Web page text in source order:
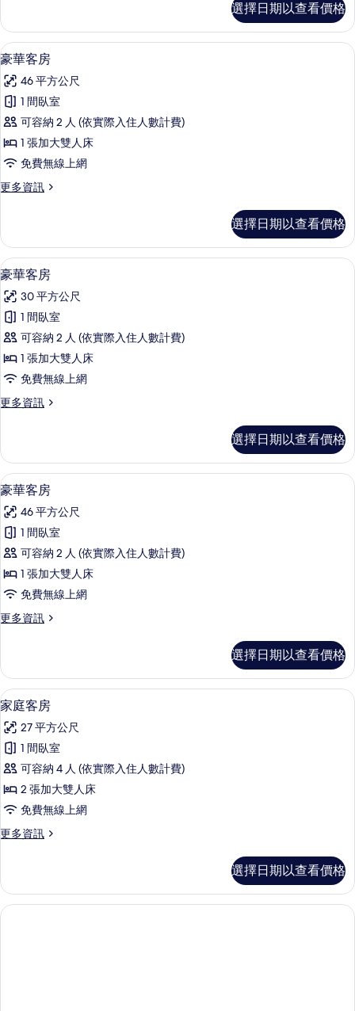
相
片
客
房
的
情
選擇日期以查看價格
顯
示
豪
華
客
房
所
相
片
豪華客房 | 迷你吧、客房內保險箱、
1
豪華客房
46 平方公尺
1 間臥室
可容納 2 人 (依實際入住人數計費)
1 張加大雙人床
免費無線上網
更多資訊
更
客
房
的
情
選擇日期以查看價格
顯
示
豪
華
客
房
所
相
片
豪華客房 | 迷你吧、客房內保險箱、
1
豪華客房
30 平方公尺
1 間臥室
可容納 2 人 (依實際入住人數計費)
1 張加大雙人床
免費無線上網
更多資訊
更
客
房
的
情
選擇日期以查看價格
顯
示
豪
華
客
房
所
相
片
豪華客房 | 迷你吧、客房內保險箱、
1
豪華客房
46 平方公尺
1 間臥室
可容納 2 人 (依實際入住人數計費)
1 張加大雙人床
免費無線上網
更多資訊
更
客
房
的
詳
情
選擇日期以查看價格
顯
示
家
庭
客
房
所
相
片
家庭客房 | 迷你吧、客房內保險箱、
1
家庭客房
27 平方公尺
1 間臥室
可容納 4 人 (依實際入住人數計費)
2 張加大雙人床
免費無線上網
更多資訊
更
客
房
的
選擇日期以查看價格